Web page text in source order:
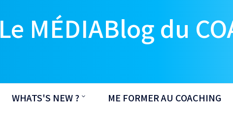
Le MÉDIABlog du
WHATS'S NEW ? ME FORMER AU COACHING